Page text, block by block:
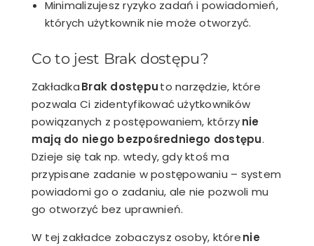
Minimalizujesz ryzyko zadań i powiadomień,
których użytkownik nie może otworzyć.
Co to jest Brak dostępu?
ZakładkaBrak dostęputo narzędzie, które
pozwala Ci zidentyfikować użytkowników
powiązanych z postępowaniem, którzynie
mają do niego bezpośredniego dostępu.
Dzieje się tak np. wtedy, gdy ktoś ma
przypisane zadanie w postępowaniu – system
powiadomi go o zadaniu, ale nie pozwoli mu
go otworzyć bez uprawnień.
W tej zakładce zobaczysz osoby, którenie